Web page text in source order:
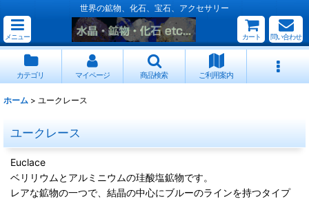
世界の鉱物、化石、宝石、アクセサリー
メニュー カート 問い合わせ
カテゴリ マイページ 商品検索 ご利用案内
ホーム > ユークレース
ユークレース
Euclace
ベリリウムとアルミニウムの珪酸塩鉱物です。
レアな鉱物の一つで、結晶の中心にブルーのラインを持つタイプ